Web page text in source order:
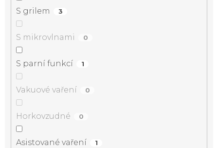
S grilem 3
S mikrovlnami 0
S parní funkcí 1
Vakuové vaření 0
Horkovzudné 0
Asistované vaření 1